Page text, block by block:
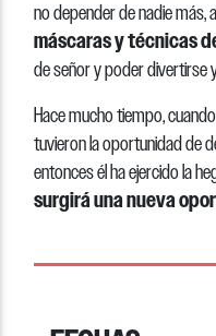
no depender de nadie más,
máscaras y técnicas
de señor y poder divertirse
Hace mucho tiempo,
tuvieron la oportunidad de
entonces él ha ejercido la
surgirá una nueva